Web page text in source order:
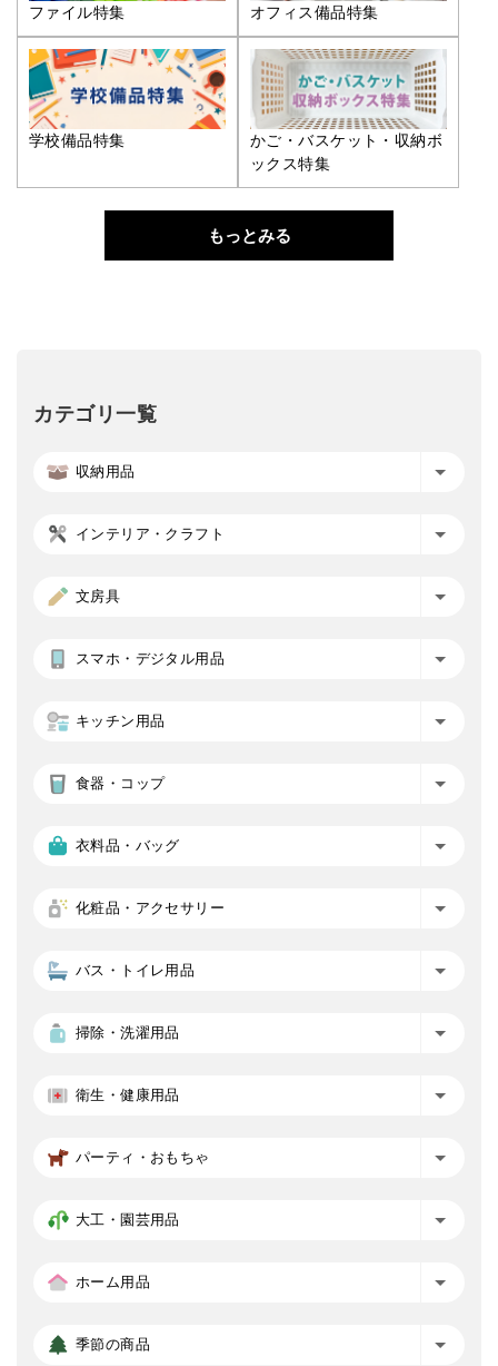
ファイル特集 オフィス備品特集
学校備品特集
かご・バスケット・収納ボ
ックス特集
もっとみる
カテゴリ一覧
収納用品
インテリア・クラフト
文房具
スマホ・デジタル用品
キッチン用品
食器・コップ
衣料品・バッグ
化粧品・アクセサリー
バス・トイレ用品
掃除・洗濯用品
衛生・健康用品
パーティ・おもちゃ
大工・園芸用品
ホーム用品
季節の商品